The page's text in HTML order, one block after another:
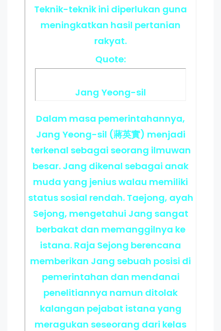
Teknik-teknik ini diperlukan guna
meningkatkan hasil pertanian
rakyat.
Quote:
Jang Yeong-sil
Dalam masa pemerintahannya,
Jang Yeong-sil (蔣英實) menjadi
terkenal sebagai seorang ilmuwan
besar. Jang dikenal sebagai anak
muda yang jenius walau memiliki
status sosial rendah. Taejong, ayah
Sejong, mengetahui Jang sangat
berbakat dan memanggilnya ke
istana. Raja Sejong berencana
memberikan Jang sebuah posisi di
pemerintahan dan mendanai
penelitiannya namun ditolak
kalangan pejabat istana yang
meragukan seseorang dari kelas